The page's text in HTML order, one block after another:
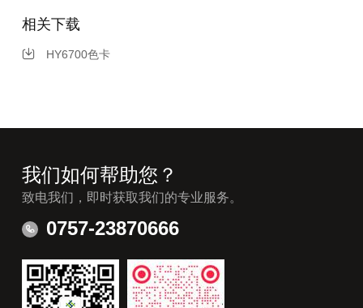
相关下载
HY6700色卡
我们如何帮助您？
致电我们，即时获取我们的专业服务。
0757-23870666